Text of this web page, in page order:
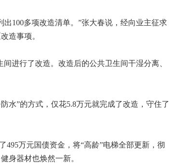
100多项改造清单。”张大春说，经向业主征求
造事项。
进行了改造。改造后的公共卫生间干湿分离、
水”的方式，仅花5.8万元就完成了改造，守住了
495万元国债资金，将“高龄”电梯全部更新，彻
身器材也焕然一新。